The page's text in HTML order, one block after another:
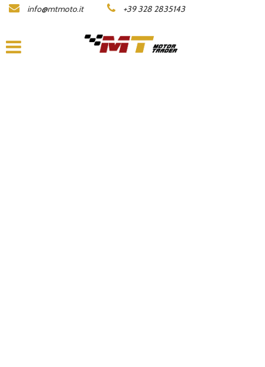
LISTA MOTO
AZIENDA
info@mtmoto.it +39 328 2835143